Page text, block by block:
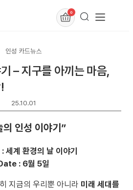
0
인성 카드뉴스
– 지구를 아끼는 마음,
25.10.01
의 인성 이야기”
계 환경의 날 이야기
: 6월 5일
지금의 우리뿐 아니라 미래 세대를